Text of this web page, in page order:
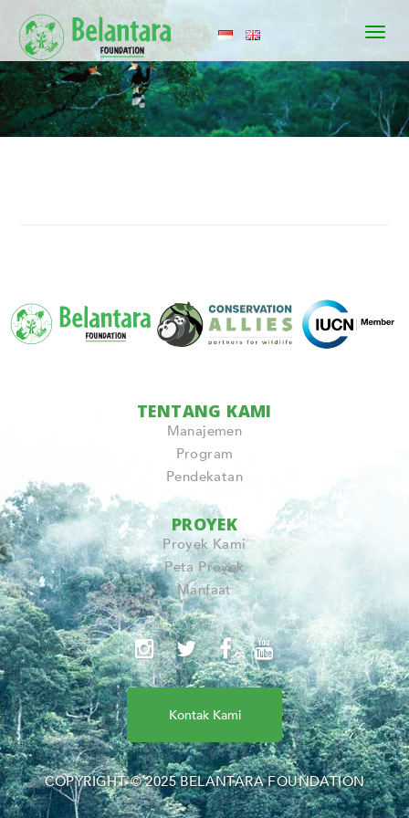
TENTANG KAMI
Manajemen
Program
Pendekatan
PROYEK
Proyek Kami
Peta Proyek
Manfaat
Kontak Kami
COPYRIGHT © 2025 BELANTARA FOUNDATION